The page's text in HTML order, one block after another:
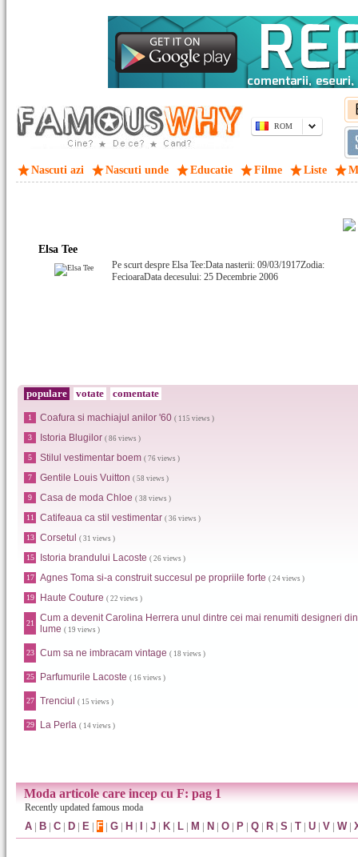
ROM
Nascuti azi Nascuti unde Educatie Filme Liste
Elsa Tee
Pe scurt despre Elsa Tee:Data nasterii: 09/03/1917Zodia:
FecioaraData decesului: 25 Decembrie 2006
populare votate comentate
1 Coafura si machiajul anilor '60 ( 115 views )
3 Istoria Blugilor ( 86 views )
5 Stilul vestimentar boem ( 76 views )
7 Gentile Louis Vuitton ( 58 views )
9 Casa de moda Chloe ( 38 views )
11 Catifeaua ca stil vestimentar ( 36 views )
13 Corsetul ( 31 views )
15 Istoria brandului Lacoste ( 26 views )
17 Agnes Toma si-a construit succesul pe propriile forte ( 24 views )
19 Haute Couture ( 22 views )
21
Cum a devenit Carolina Herrera unul dintre cei mai renumiti designeri din
lume ( 19 views )
23 Cum sa ne imbracam vintage ( 18 views )
25 Parfumurile Lacoste ( 16 views )
27 Trenciul ( 15 views )
29 La Perla ( 14 views )
Moda articole care incep cu F: pag 1
Recently updated famous moda
A | B | C | D | E | F | G | H | | J | K | L | M | N | O | P | Q | R | S | T | U | V | W|